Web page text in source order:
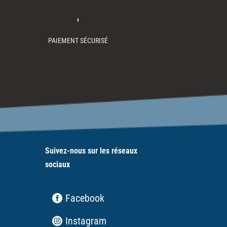
PAIEMENT SÉCURISÉ
Suivez-nous sur les réseaux
sociaux
Facebook
Instagram